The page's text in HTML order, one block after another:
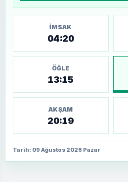
İMSAK
04:20
ÖĞLE
13:15
AKŞAM
20:19
Tarih: 09 Ağustos 2026 Pazar